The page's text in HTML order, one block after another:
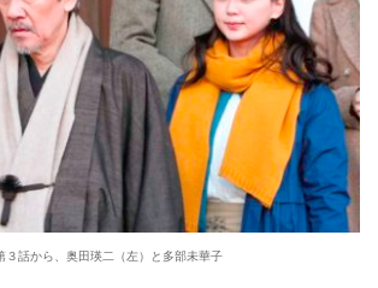
３話から、奥田瑛二（左）と多部未華子